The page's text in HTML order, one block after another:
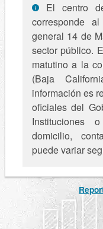
El centro de
corresponde
general 14 de
sector público.
matutino a la
(Baja
información es
oficiales del
Instituciones
domicilio,
puede variar